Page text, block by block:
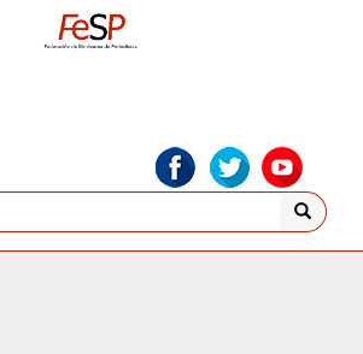
Search
for: